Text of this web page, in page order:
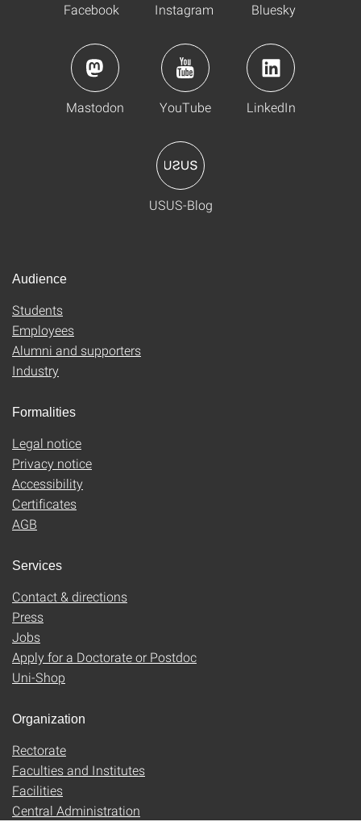
Facebook Instagram Bluesky
Mastodon YouTube LinkedIn
USUS-Blog
Audience
Students
Employees
Alumni and supporters
Industry
Formalities
Legal notice
Privacy notice
Accessibility
Certificates
AGB
Services
Contact & directions
Press
Jobs
Apply for a Doctorate or Postdoc
Uni-Shop
Organization
Rectorate
Faculties and Institutes
Facilities
Central Administration